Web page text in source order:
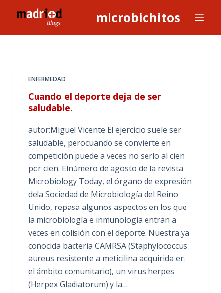
l
microbichitos
ENFERMEDAD
Cuando el deporte deja de ser
saludable.
autor:Miguel Vicente El ejercicio suele ser
saludable, perocuando se convierte en
competición puede a veces no serlo al cien
por cien. Elnúmero de agosto de la revista
Microbiology Today, el órgano de expresión
dela Sociedad de Microbiología del Reino
Unido, repasa algunos aspectos en los que
la microbiología e inmunología entran a
veces en colisión con el deporte. Nuestra ya
conocida bacteria CAMRSA (Staphylococcus
aureus resistente a meticilina adquirida en
el ámbito comunitario), un virus herpes
(Herpex Gladiatorum) y la…